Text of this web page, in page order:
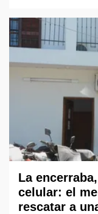
La
celular: el
rescatar a